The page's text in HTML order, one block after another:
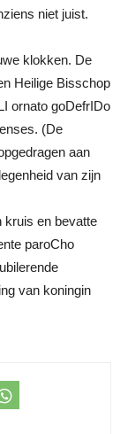
niet juist.
klokken. De
Heilige Bisschop
ornato goDefrIDo
(De
aan
van zijn
kruis en bevatte
paroCho
van koningin